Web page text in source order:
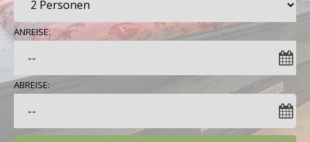
ANREISE:
ABREISE: